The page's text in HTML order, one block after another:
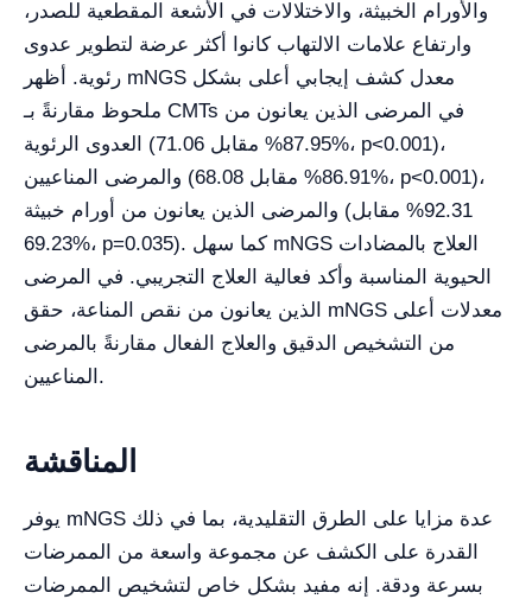
والأورام الخبيثة، والاختلالات في الأشعة المقطعية للصدر،
وارتفاع علامات الالتهاب كانوا أكثر عرضة لتطوير عدوى
رئوية. أظهر mNGS معدل كشف إيجابي أعلى بشكل
ملحوظ مقارنةً بـ CMTs في المرضى الذين يعانون من
العدوى الرئوية (87.95% مقابل 71.06%، p<0.001)،
والمرضى المناعيين (86.91% مقابل 68.08%، p<0.001)،
والمرضى الذين يعانون من أورام خبيثة (92.31% مقابل
69.23%، p=0.035). كما سهل mNGS العلاج بالمضادات
الحيوية المناسبة وأكد فعالية العلاج التجريبي. في المرضى
الذين يعانون من نقص المناعة، حقق mNGS معدلات أعلى
من التشخيص الدقيق والعلاج الفعال مقارنةً بالمرضى
المناعيين.
المناقشة
يوفر mNGS عدة مزايا على الطرق التقليدية، بما في ذلك
القدرة على الكشف عن مجموعة واسعة من الممرضات
بسرعة ودقة. إنه مفيد بشكل خاص لتشخيص الممرضات